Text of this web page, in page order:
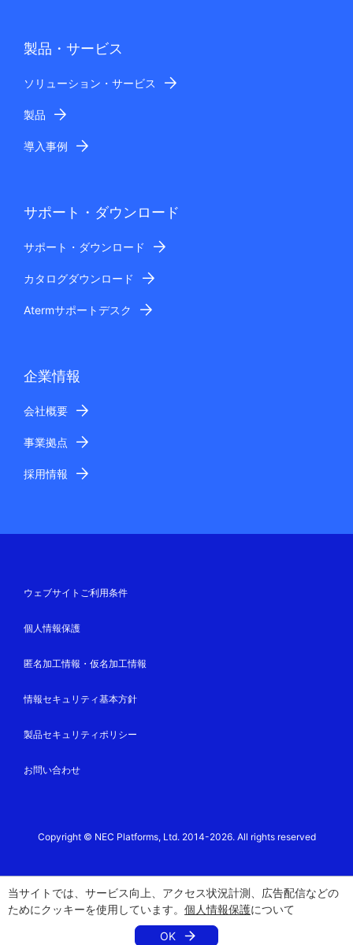
当サイトでは、サービス向上、アクセス状況計測、広告配信などの
ためにクッキーを使用しています。 個人情報保護について
OK
製品・サービス
ソリューション・サービス
製品
導入事例
サポート・ダウンロード
サポート・ダウンロード
カタログダウンロード
Atermサポートデスク
企業情報
会社概要
事業拠点
採用情報
ウェブサイトご利用条件
個人情報保護
匿名加工情報・仮名加工情報
情報セキュリティ基本方針
製品セキュリティポリシー
お問い合わせ
Copyright © NEC Platforms, Ltd. 2014-2026. All rights reserved